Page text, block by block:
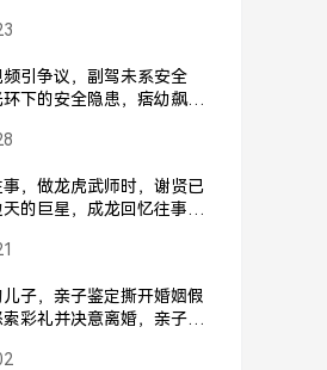
引争议，副驾未系安全
下的安全隐患，痞幼飙车
患
，做龙虎武师时，谢贤已
的巨星，成龙回忆往事，
子，亲子鉴定撕开婚姻假
彩礼并决意离婚，亲子鉴